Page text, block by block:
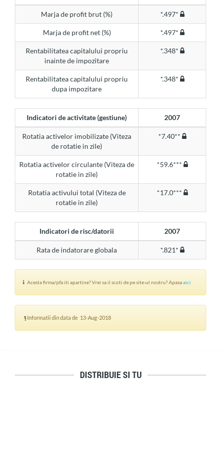
Marja de profit brut (%) *.497*
Marja de profit net (%) *.497*
Rentabilitatea capitalului propriu
inainte de impozitare
*.348*
Rentabilitatea capitalului propriu
dupa impozitare
*.348*
Indicatori de activitate (gestiune) 2007
Rotatia activelor imobilizate (Viteza
de rotatie in zile)
*7.40**
Rotatia activelor circulante (Viteza de
rotatie in zile)
*59.6***
Rotatia activului total (Viteza de
rotatie in zile)
*17.0***
Indicatori de risc/datorii 2007
Rata de indatorare globala *.821*
Acesta firma/pfa iti apartine? Vrei sa il scoti de pe site-ul nostru? Apasaaici
Informatii din data de 13-Aug-2018
DISTRIBUIE SI TU